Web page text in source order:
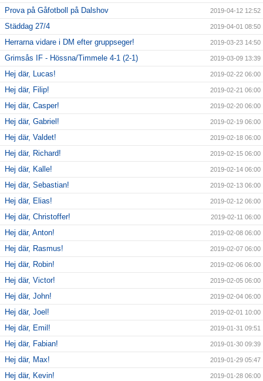
Prova på Gåfotboll på Dalshov 2019-04-12 12:52
Städdag 27/4 2019-04-01 08:50
Herrarna vidare i DM efter gruppseger! 2019-03-23 14:50
Grimsås IF - Hössna/Timmele 4-1 (2-1) 2019-03-09 13:39
Hej där, Lucas! 2019-02-22 06:00
Hej där, Filip! 2019-02-21 06:00
Hej där, Casper! 2019-02-20 06:00
Hej där, Gabriel! 2019-02-19 06:00
Hej där, Valdet! 2019-02-18 06:00
Hej där, Richard! 2019-02-15 06:00
Hej där, Kalle! 2019-02-14 06:00
Hej där, Sebastian! 2019-02-13 06:00
Hej där, Elias! 2019-02-12 06:00
Hej där, Christoffer! 2019-02-11 06:00
Hej där, Anton! 2019-02-08 06:00
Hej där, Rasmus! 2019-02-07 06:00
Hej där, Robin! 2019-02-06 06:00
Hej där, Victor! 2019-02-05 06:00
Hej där, John! 2019-02-04 06:00
Hej där, Joel! 2019-02-01 10:00
Hej där, Emil! 2019-01-31 09:51
Hej där, Fabian! 2019-01-30 09:39
Hej där, Max! 2019-01-29 05:47
Hej där, Kevin! 2019-01-28 06:00